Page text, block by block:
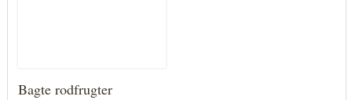
Bagte rodfrugter